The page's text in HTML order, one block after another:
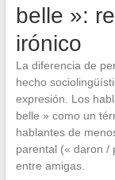
belle »:
irónico
La diferencia de
hecho
expresión. Los
belle » como un
hablantes de
parental (« daron /
entre amigas.